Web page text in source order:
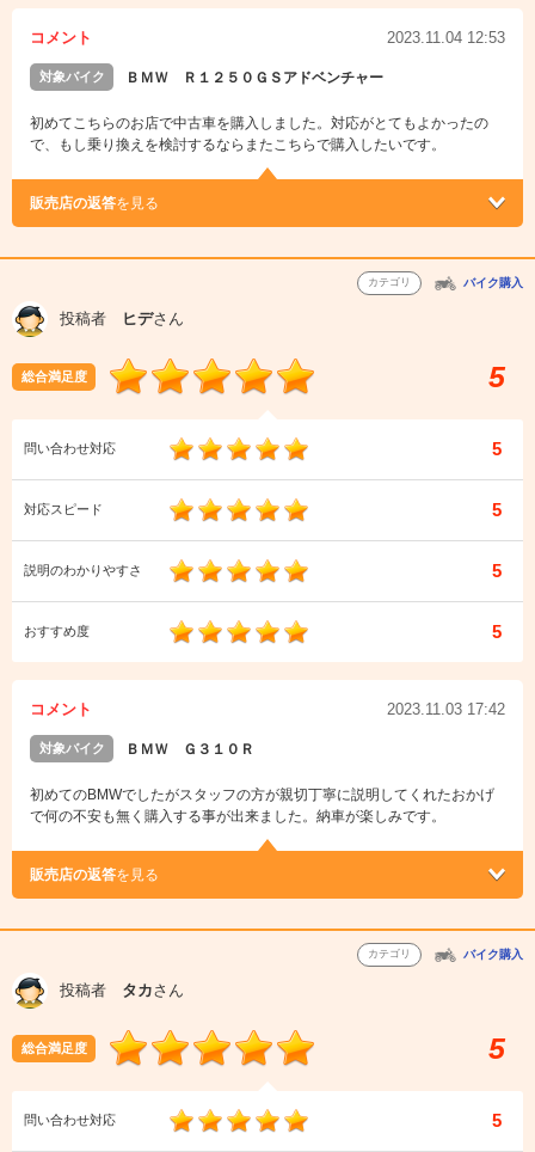
コメント 2023.11.04 12:53
対象バイク ＢＭＷ Ｒ１２５０ＧＳアドベンチャー
初めてこちらのお店で中古車を購入しました。対応がとてもよかったの
で、もし乗り換えを検討するならまたこちらで購入したいです。
販売店の返答を見る
カテゴリ バイク購入
投稿者 ヒデさん
総合満足度 5
問い合わせ対応 5
対応スピード 5
説明のわかりやすさ 5
おすすめ度 5
コメント 2023.11.03 17:42
対象バイク ＢＭＷ Ｇ３１０Ｒ
初めてのBMWでしたがスタッフの方が親切丁寧に説明してくれたおかげ
で何の不安も無く購入する事が出来ました。納車が楽しみです。
販売店の返答を見る
カテゴリ バイク購入
投稿者 タカさん
総合満足度 5
問い合わせ対応 5